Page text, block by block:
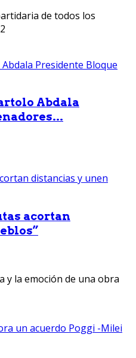
de todos los
Abdala
acortan
y la emoción de una obra